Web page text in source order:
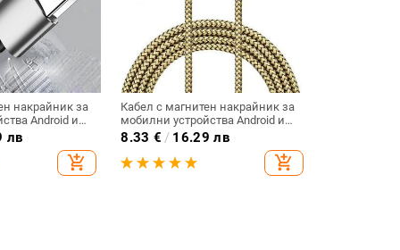
накрайник за
Android и
и
TYPE-C, Micro
цвят
лв
add_shopping_cart
Кабел с магнитен накрайник за
мобилни устройства Android и
iOS - бързо зареждане и
синхронизиране TYPE-C, Micro
USB и LIghting в
8.33 € / 16.29 лв
add_shopping_cart